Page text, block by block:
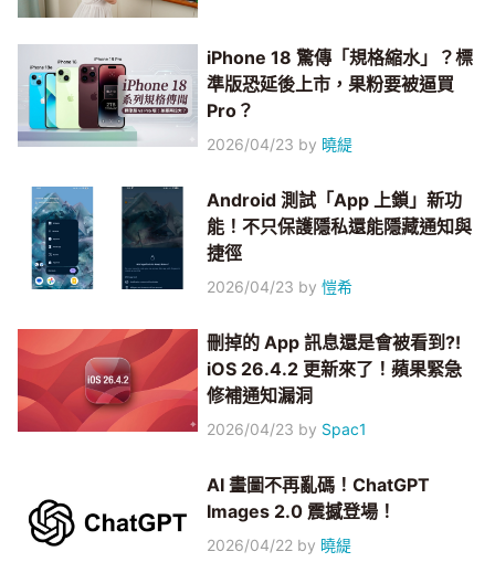
iPhone 18 驚傳「規格縮水」？標
準版恐延後上市，果粉要被逼買
Pro？
2026/04/23 by 曉緹
Android 測試「App 上鎖」新功
能！不只保護隱私還能隱藏通知與
捷徑
2026/04/23 by愷希
刪掉的 App 訊息還是會被看到?!
iOS 26.4.2 更新來了！蘋果緊急
修補通知漏洞
2026/04/23 by Spac1
AI 畫圖不再亂碼！ChatGPT
Images 2.0 震撼登場！
2026/04/22 by 曉緹